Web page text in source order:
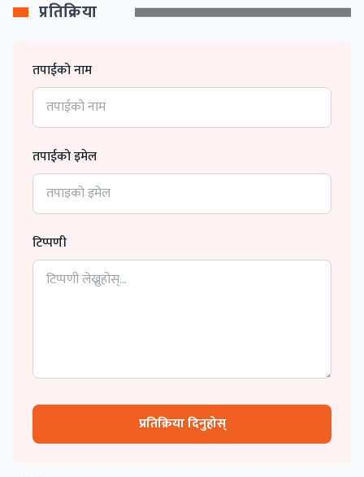
प्रतिक्रिया
तपाईको नाम
तपाईको इमेल
टिप्पणी
प्रतिक्रिया दिनुहोस्